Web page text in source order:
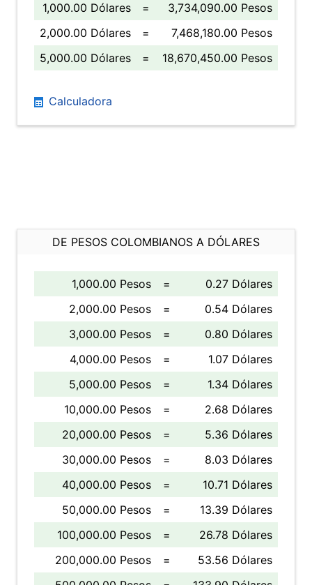
1,000.00 Dólares
=
3,734,090.00 Pesos
2,000.00 Dólares
=
7,468,180.00 Pesos
5,000.00 Dólares
= 18,670,450.00 Pesos
Calculadora
DE PESOS COLOMBIANOS A DÓLARES
1,000.00 Pesos =
0.27 Dólares
2,000.00 Pesos
=
0.54 Dólares
3,000.00 Pesos
=
0.80 Dólares
4,000.00 Pesos
=
1.07 Dólares
5,000.00 Pesos
=
1.34 Dólares
10,000.00 Pesos
=
2.68 Dólares
20,000.00 Pesos
=
5.36 Dólares
30,000.00 Pesos
=
8.03 Dólares
40,000.00 Pesos
=
10.71 Dólares
50,000.00 Pesos
=
13.39 Dólares
100,000.00 Pesos
=
26.78 Dólares
200,000.00 Pesos
=
53.56 Dólares